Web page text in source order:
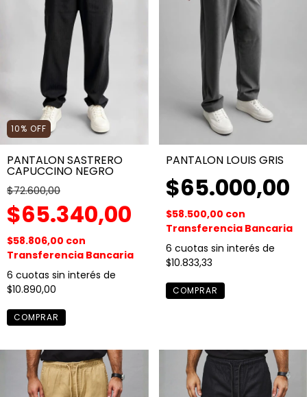
10% OFF
PANTALON SASTRERO
CAPUCCINO NEGRO
$72.600,00
$65.340,00
$58.806,00 con
Transferencia Bancaria
6 cuotas sin interés de
$10.890,00
COMPRAR
PANTALON LOUIS GRIS
$65.000,00
$58.500,00 con
Transferencia Bancaria
6 cuotas sin interés de
$10.833,33
COMPRAR